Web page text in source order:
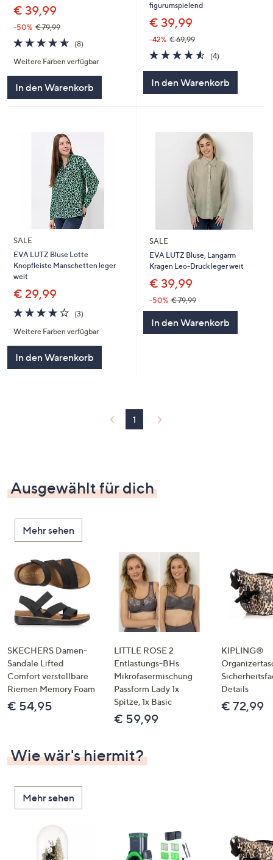
€ 39,99
-50% € 79,99
4.6
von
5
(8)8
Weitere Farben verfügbar
In den Warenkorb
figurumspielend
€ 39,99
-42% € 69,99
4.5
von
(4)4
In den Warenkorb
SALE
EVA LUTZ Bluse Lotte
Knopfleiste Manschetten leger
weit
€ 29,99
4.0
von
5
(3)3
Weitere Farben verfügbar
In den Warenkorb
SALE
EVA LUTZ Bluse, Langarm
Kragen Leo-Druck leger weit
€ 39,99
-50% € 79,99
In den Warenkorb
1
Ausgewählt für dich
Mehr sehen
SKECHERS Damen-
Sandale Lifted
Comfort verstellbare
Riemen Memory Foam
€ 54,95
LITTLE ROSE 2
Entlastungs-BHs
Mikrofasermischung
Passform Lady 1x
Spitze, 1x Basic
€ 59,99
KIPLING®
Details
€ 72,99
Wie wär's hiermit?
Mehr sehen